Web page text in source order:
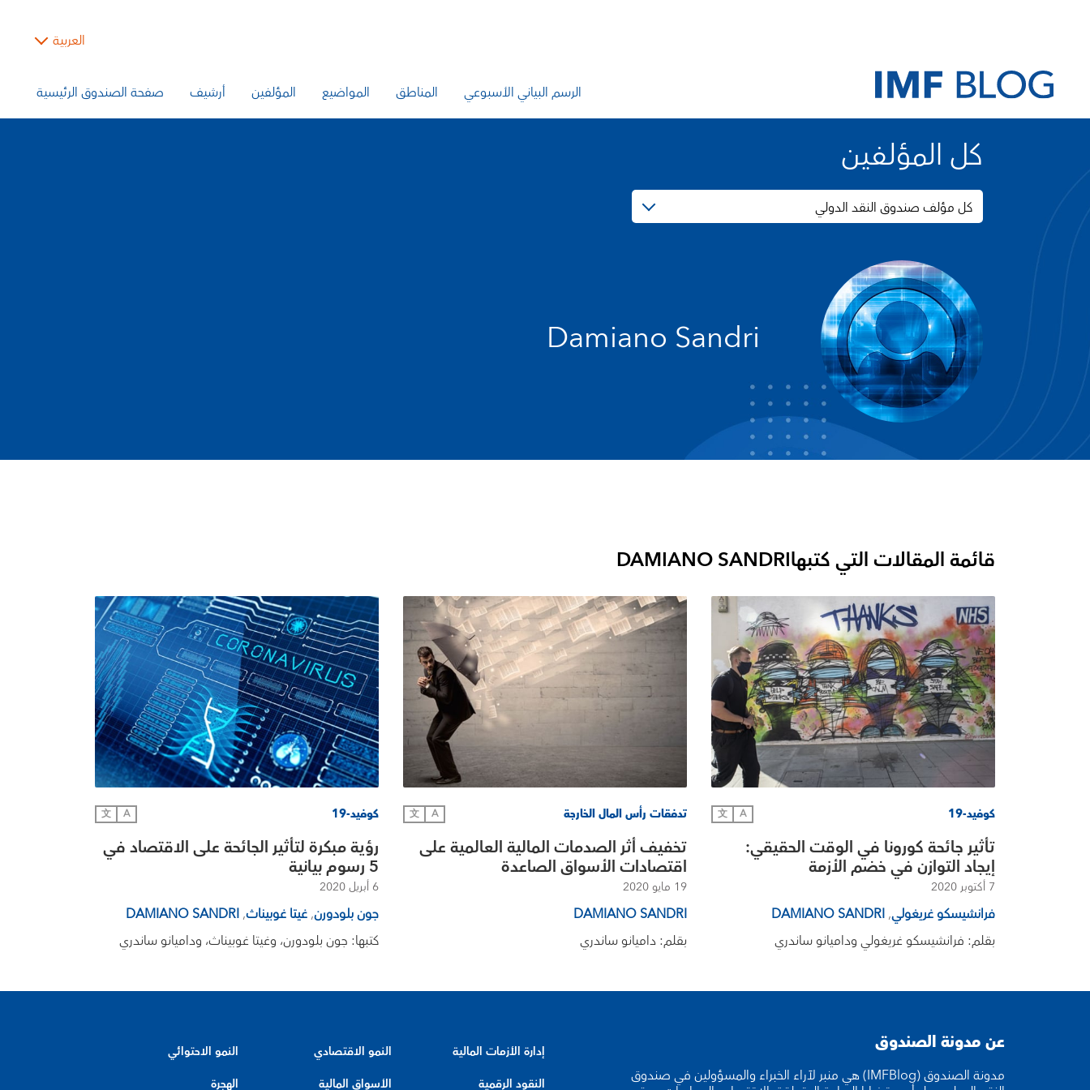
العربية
الرسم البياني الأسبوعي المناطق المواضيع المؤلفين أرشيف صفحة الصندوق الرئيسية
كل المؤلفين
كل مؤلف صندوق النقد الدولي
Damiano Sandri
قائمة المقالات التي كتبهاDAMIANO SANDRI
كوفيد-19 A
文
تأثير جائحة كورونا في الوقت الحقيقي:
إيجاد التوازن في خضم الأزمة
7 أكتوبر 2020
فرانشيسكو غريغولي,
DAMIANO SANDRI
بقلم: فرانشيسكو غريغولي وداميانو ساندري
تدفقات رأس المال الخارجة A
文
تخفيف أثر الصدمات المالية العالمية على
اقتصادات الأسواق الصاعدة
19 مايو 2020
DAMIANO SANDRI
بقلم: داميانو ساندري
كوفيد-19 A
文
رؤية مبكرة لتأثير الجائحة على الاقتصاد في
5 رسوم بيانية
6 أبريل 2020
جون بلودورن,غيتا غوبيناث,
DAMIANO SANDRI
كتبها: جون بلودورن، وغيتا غوبيناث، وداميانو ساندري
عن مدونة الصندوق
مدونة الصندوق (IMFBlog) هي منبر لآراء الخبراء والمسؤولين في صندوق
إدارة الأزمات المالية
النقود الرقمية
النمو الاقتصادي
الأسواق المالية
النمو الاحتوائي
الهجرة